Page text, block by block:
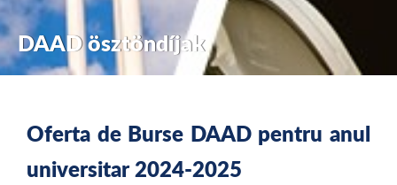
DAAD ösztöndíjak
Oferta de Burse DAAD pentru anul
universitar 2024-2025